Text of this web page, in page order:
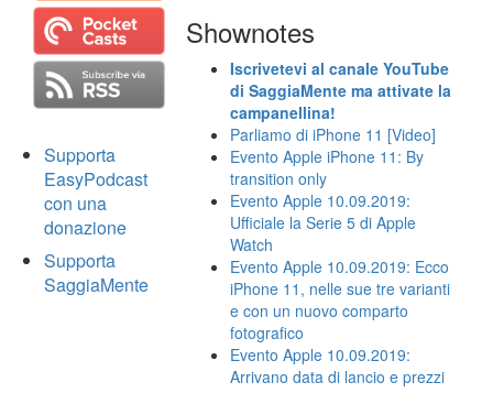
Supporta
EasyPodcast
con una
donazione
Supporta
SaggiaMente
Shownotes
Iscrivetevi al canale YouTube
di SaggiaMente ma attivate la
campanellina!
Parliamo di iPhone 11 [Video]
Evento Apple iPhone 11: By
transition only
Evento Apple 10.09.2019:
Ufficiale la Serie 5 di Apple
Watch
Evento Apple 10.09.2019: Ecco
iPhone 11, nelle sue tre varianti
e con un nuovo comparto
fotografico
Evento Apple 10.09.2019:
Arrivano data di lancio e prezzi